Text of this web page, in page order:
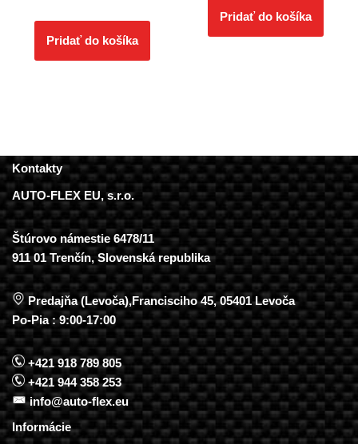
Pridať do košíka
Pridať do košíka
Kontakty
AUTO-FLEX EU, s.r.o.
Štúrovo námestie 6478/11
911 01 Trenčín, Slovenská republika
Predajňa (Levoča),Francisciho 45, 05401 Levoča
Po-Pia : 9:00-17:00
+421 918 789 805
+421 944 358 253
info@auto-flex.eu
Informácie